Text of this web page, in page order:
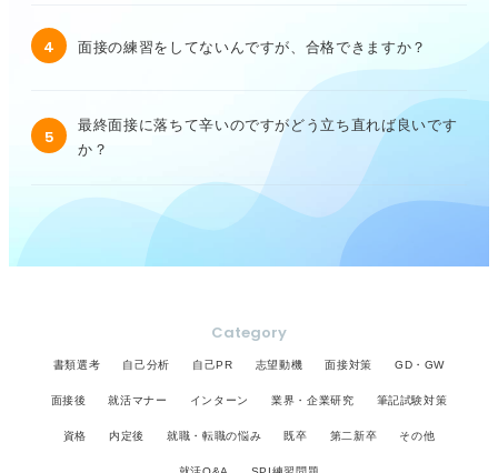
4 面接の練習をしてないんですが、合格できますか？
5
最終面接に落ちて辛いのですがどう立ち直れば良いです
か？
Category
書類選考 自己分析 自己PR 志望動機 面接対策 GD・GW
面接後 就活マナー インターン 業界・企業研究 筆記試験対策
資格 内定後 就職・転職の悩み 既卒 第二新卒 その他